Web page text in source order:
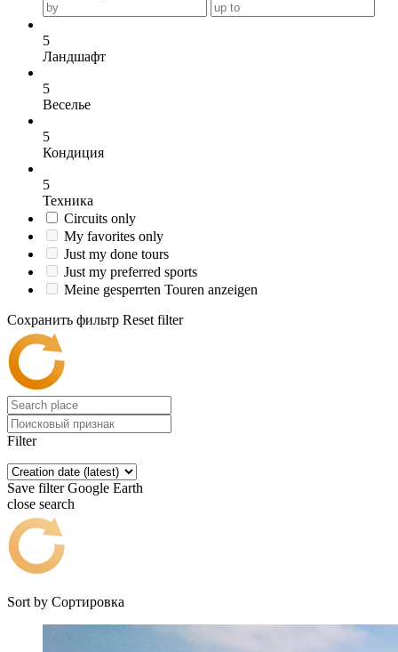
5
Ландшафт
5
Веселье
5
Кондиция
5
Техника
Circuits only
My favorites only
Just my done tours
Just my preferred sports
Meine gesperrten Touren anzeigen
Сохранить фильтр Reset filter
Filter
Save filter Google Earth
close search
Sort by Сортировка